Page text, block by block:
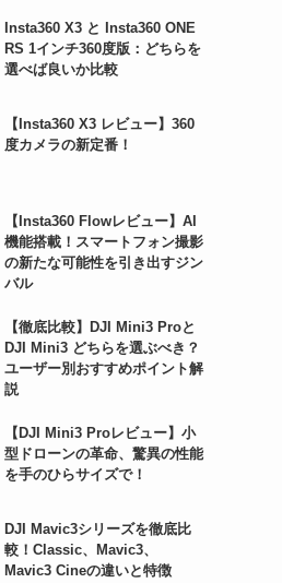
Insta360 X3 と Insta360 ONE
RS 1インチ360度版：どちらを
選べば良いか比較
【Insta360 X3 レビュー】360
度カメラの新定番！
【Insta360 Flowレビュー】AI
機能搭載！スマートフォン撮影
の新たな可能性を引き出すジン
バル
【徹底比較】DJI Mini3 Proと
DJI Mini3 どちらを選ぶべき？
ユーザー別おすすめポイント解
説
【DJI Mini3 Proレビュー】小
型ドローンの革命、驚異の性能
を手のひらサイズで！
DJI Mavic3シリーズを徹底比
較！Classic、Mavic3、
Mavic3 Cineの違いと特徴